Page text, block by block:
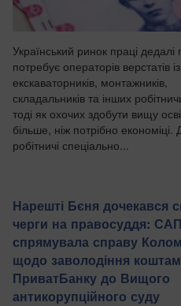
Український ринок праці дедалі
потребує операторів верстатів
екскаваторників, монтажників,
складальників та інших
тоді як охочих здобути вищу
більше, ніж потрібно економіці.
робітничі спеціально...
Нарешті Бєня дочекався
черги на правосуддя: САП
спрямувала справу
щодо заволодіння
ПриватБанку до Вищого
антикорупційного суду